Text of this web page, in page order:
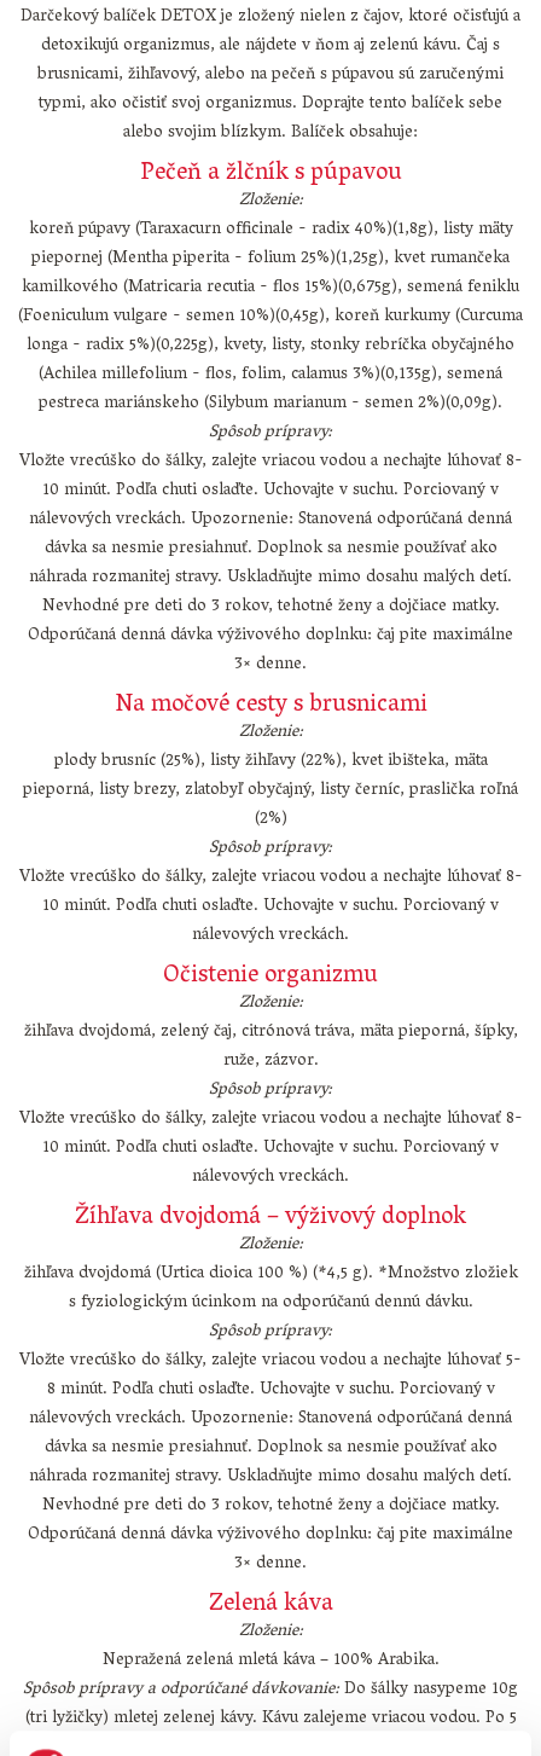
Darčekový balíček DETOX je zložený nielen z čajov, ktoré očisťujú a
detoxikujú organizmus, ale nájdete v ňom aj zelenú kávu. Čaj s
brusnicami, žihľavový, alebo na pečeň s púpavou sú zaručenými
typmi, ako očistiť svoj organizmus. Doprajte tento balíček sebe
alebo svojim blízkym. Balíček obsahuje:
Pečeň a žlčník s púpavou
Zloženie:
koreň púpavy (Taraxacurn officinale - radix 40%)(1,8g), listy mäty
piepornej (Mentha piperita - folium 25%)(1,25g), kvet rumančeka
kamilkového (Matricaria recutia - flos 15%)(0,675g), semená feniklu
(Foeniculum vulgare - semen 10%)(0,45g), koreň kurkumy (Curcuma
longa - radix 5%)(0,225g), kvety, listy, stonky rebríčka obyčajného
(Achilea millefolium - flos, folim, calamus 3%)(0,135g), semená
pestreca mariánskeho (Silybum marianum - semen 2%)(0,09g).
Spôsob prípravy:
Vložte vrecúško do šálky, zalejte vriacou vodou a nechajte lúhovať 8-
10 minút. Podľa chuti oslaďte. Uchovajte v suchu. Porciovaný v
nálevových vreckách. Upozornenie: Stanovená odporúčaná denná
dávka sa nesmie presiahnuť. Doplnok sa nesmie používať ako
náhrada rozmanitej stravy. Uskladňujte mimo dosahu malých detí.
Nevhodné pre deti do 3 rokov, tehotné ženy a dojčiace matky.
Odporúčaná denná dávka výživového doplnku: čaj pite maximálne
3× denne.
Na močové cesty s brusnicami
Zloženie:
plody brusníc (25%), listy žihľavy (22%), kvet ibišteka, mäta
pieporná, listy brezy, zlatobyľ obyčajný, listy černíc, praslička roľná
(2%)
Spôsob prípravy:
Vložte vrecúško do šálky, zalejte vriacou vodou a nechajte lúhovať 8-
10 minút. Podľa chuti oslaďte. Uchovajte v suchu. Porciovaný v
nálevových vreckách.
Očistenie organizmu
Zloženie:
žihľava dvojdomá, zelený čaj, citrónová tráva, mäta pieporná, šípky,
ruže, zázvor.
Spôsob prípravy:
Vložte vrecúško do šálky, zalejte vriacou vodou a nechajte lúhovať 8-
10 minút. Podľa chuti oslaďte. Uchovajte v suchu. Porciovaný v
nálevových vreckách.
Žíhľava dvojdomá – výživový doplnok
Zloženie:
žihľava dvojdomá (Urtica dioica 100 %) (*4,5 g). *Množstvo zložiek
s fyziologickým úcinkom na odporúčanú dennú dávku.
Spôsob prípravy:
Vložte vrecúško do šálky, zalejte vriacou vodou a nechajte lúhovať 5-
8 minút. Podľa chuti oslaďte. Uchovajte v suchu. Porciovaný v
nálevových vreckách. Upozornenie: Stanovená odporúčaná denná
dávka sa nesmie presiahnuť. Doplnok sa nesmie používať ako
náhrada rozmanitej stravy. Uskladňujte mimo dosahu malých detí.
Nevhodné pre deti do 3 rokov, tehotné ženy a dojčiace matky.
Odporúčaná denná dávka výživového doplnku: čaj pite maximálne
3× denne.
Zelená káva
Zloženie:
Nepražená zelená mletá káva – 100% Arabika.
Spôsob prípravy a odporúčané dávkovanie:Do šálky nasypeme 10g
(tri lyžičky) mletej zelenej kávy. Kávu zalejeme vriacou vodou. Po 5